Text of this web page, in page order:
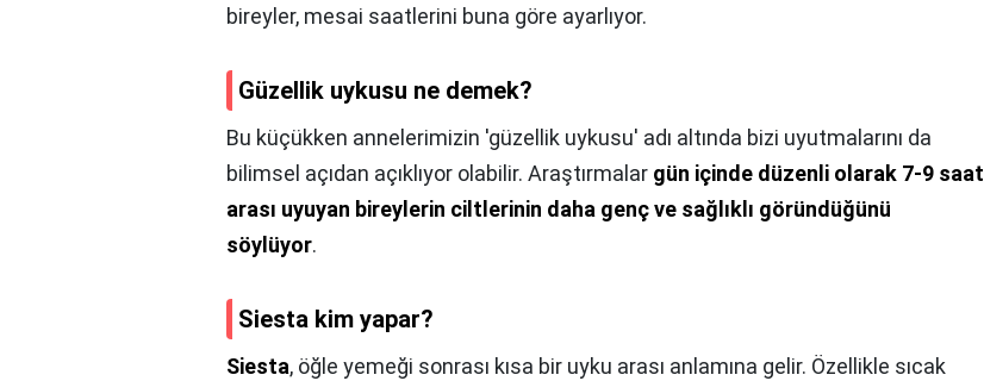
bireyler, mesai saatlerini buna göre ayarlıyor.
Güzellik uykusu ne demek?
Bu küçükken annelerimizin 'güzellik uykusu' adı altında bizi uyutmalarını da
bilimsel açıdan açıklıyor olabilir. Araştırmalar gün içinde düzenli olarak 7-9 saat
arası uyuyan bireylerin ciltlerinin daha genç ve sağlıklı göründüğünü
söylüyor.
Siesta kim yapar?
Siesta, öğle yemeği sonrası kısa bir uyku arası anlamına gelir. Özellikle sıcak